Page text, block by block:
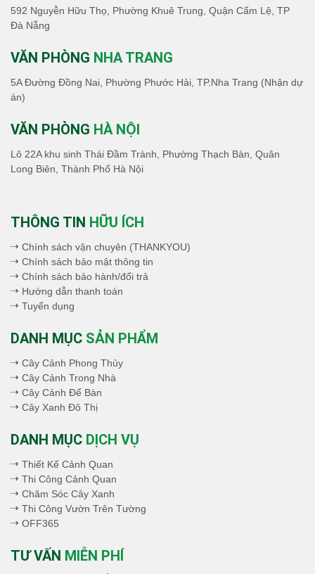
592 Nguyễn Hữu Thọ, Phường Khuê Trung, Quận Cẩm Lệ, TP
Đà Nẵng
VĂN PHÒNG NHA TRANG
5A Đường Đồng Nai, Phường Phước Hải, TP.Nha Trang (Nhận dự
án)
VĂN PHÒNG HÀ NỘI
Lô 22A khu sinh Thái Đầm Trành, Phường Thạch Bàn, Quân
Long Biên, Thành Phố Hà Nội
THÔNG TIN HỮU ÍCH
Chính sách vận chuyên (THANKYOU)
Chính sách bảo mật thông tin
Chính sách bảo hành/đổi trả
Hướng dẫn thanh toán
Tuyển dụng
DANH MỤC SẢN PHẨM
Cây Cảnh Phong Thủy
Cây Cảnh Trong Nhà
Cây Cảnh Để Bàn
Cây Xanh Đô Thị
DANH MỤC DỊCH VỤ
Thiết Kế Cảnh Quan
Thi Công Cảnh Quan
Chăm Sóc Cây Xanh
Thi Công Vườn Trên Tường
OFF365
TƯ VẤN MIỄN PHÍ